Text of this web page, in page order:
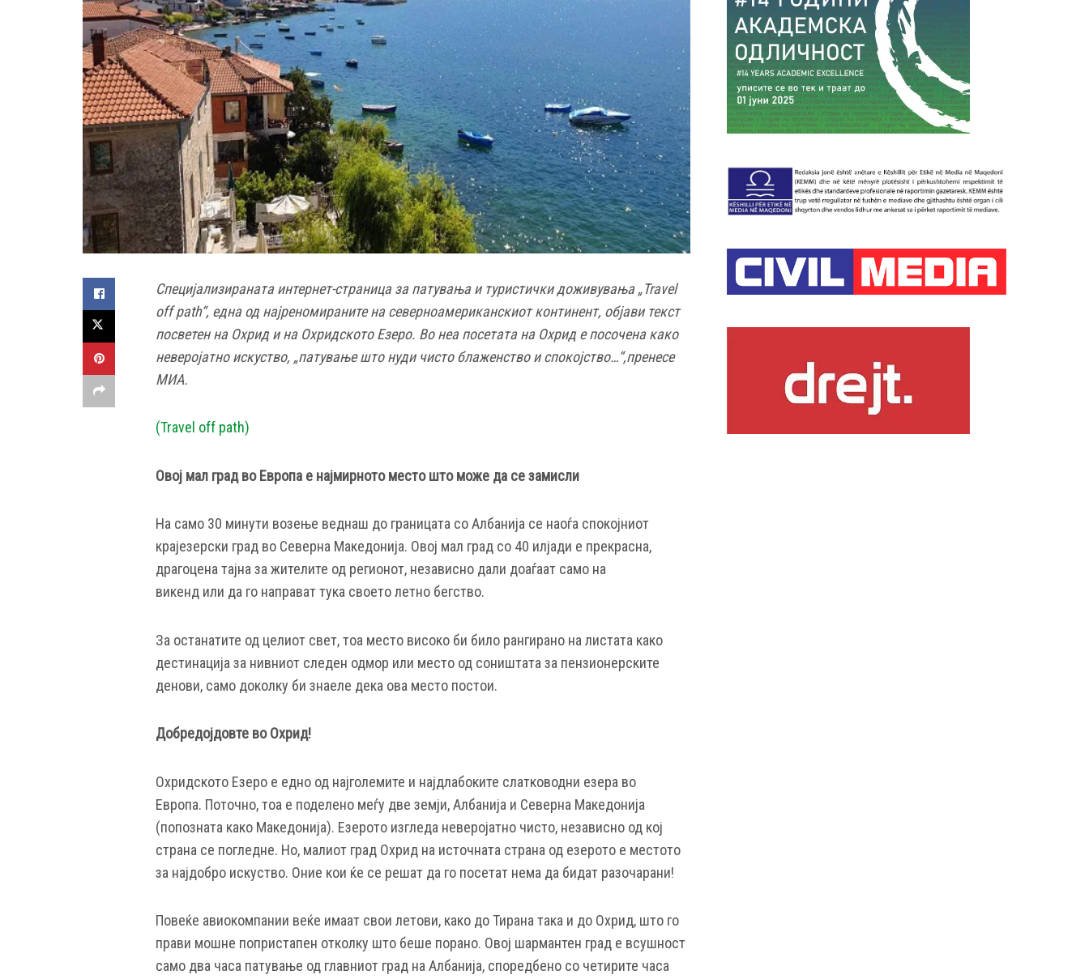
Специјализираната интернет-страница за патувања и туристички доживувања „Travel
off path“, една од најреномираните на северноамериканскиот континент, објави текст
посветен на Охрид и на Охридското Езеро. Во неа посетата на Охрид е посочена како
неверојатно искуство, „патување што нуди чисто блаженство и спокојство…“,пренесе
МИА.
(Travel off path)
Овој мал град во Европа е најмирното место што може да се замисли
На само 30 минути возење веднаш до границата со Албанија се наоѓа спокојниот
крајезерски град во Северна Македонија. Овој мал град со 40 илјади е прекрасна,
драгоцена тајна за жителите од регионот, независно дали доаѓаат само на
викенд или да го направат тука своето летно бегство.
За останатите од целиот свет, тоа место високо би било рангирано на листата како
дестинација за нивниот следен одмор или место од соништата за пензионерските
денови, само доколку би знаеле дека ова место постои.
Добредојдовте во Охрид!
Охридското Езеро е едно од најголемите и најдлабоките слатководни езера во
Европа. Поточно, тоа е поделено меѓу две земји, Албанија и Северна Македонија
(попозната како Македонија). Езерото изгледа неверојатно чисто, независно од кој
страна се погледне. Но, малиот град Охрид на источната страна од езерото е местото
за најдобро искуство. Оние кои ќе се решат да го посетат нема да бидат разочарани!
Повеќе авиокомпании веќе имаат свои летови, како до Тирана така и до Охрид, што го
прави мошне попристапен отколку што беше порано. Овој шармантен град е всушност
само два часа патување од главниот град на Албанија, споредбено со четирите часа